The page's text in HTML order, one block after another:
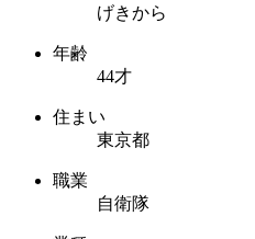
げきから
年齢
44才
住まい
東京都
職業
自衛隊